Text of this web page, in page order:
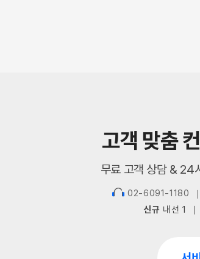
고객 맞춤
무료 고객 상담 & 24
02-6091-1180
신규 내선 1